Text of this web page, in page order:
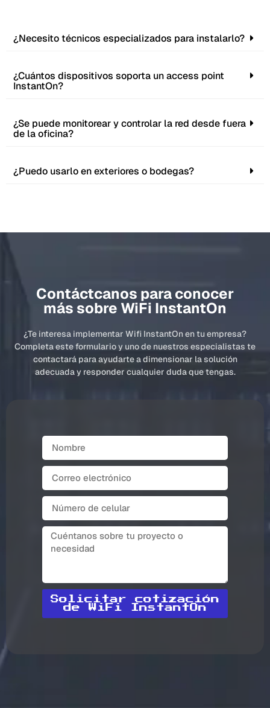
¿Necesito técnicos especializados para instalarlo?
¿Cuántos dispositivos soporta un access point
InstantOn?
¿Se puede monitorear y controlar la red desde fuera
de la oficina?
¿Puedo usarlo en exteriores o bodegas?
Contáctcanos para conocer
más sobre WiFi InstantOn
¿Te interesa implementar Wifi InstantOn en tu empresa?
Completa este formulario y uno de nuestros especialistas te
contactará para ayudarte a dimensionar la solución
adecuada y responder cualquier duda que tengas.
Solicitar cotización
de WiFi InstantOn